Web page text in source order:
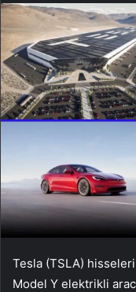
Tesla (TSLA)
Model Y elektrikli